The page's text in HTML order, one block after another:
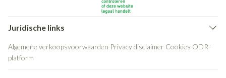
Juridische links
Algemene verkoopsvoorwaarden Privacy disclaimer Cookies ODR-
platform